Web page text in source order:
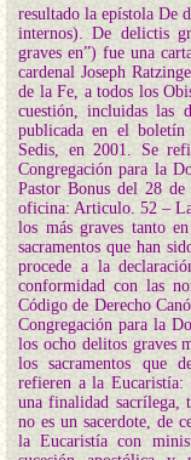
resultado la epístola De
internos). De delictis
graves en”) fue una
cardenal Joseph
de la Fe, a todos los
cuestión, incluidas las
publicada en el
Sedis, en 2001. Se
Congregación para la
Pastor Bonus del 28
oficina: Articulo. 52 –
los más graves tanto
sacramentos que han
procede a la
conformidad con las
Código de Derecho
Congregación para la
los ocho delitos graves
los sacramentos que
refieren a la Eucaristía:
una finalidad sacrílega,
no es un sacerdote, de
la Eucaristía con